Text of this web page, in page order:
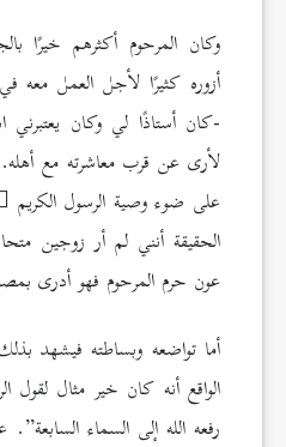
وكان المرحوم أكثرهم خيرًا
أزوره كثيرًا لأجل العمل معه
-كان أستاذًا لي وكان
لأرى عن قرب معاشرته مع
على ضوء وصية الرسول الكريم
الحقيقة أنني لم أر زوجين
عون حرم المرحوم فهو أدرى
أما تواضعه وبساطته فيشهد
الواقع أنه كان خير مثال لقول
رفعه الله إلى السماء